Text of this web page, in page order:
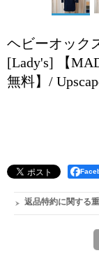
ヘビーオック
[Lady's] 【
無料】/
返品特約に関する